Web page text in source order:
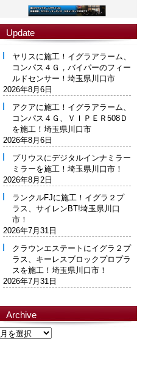
Update
ヤリスに施工！イグラアラーム、
コンパス４Ｇ，バイパーのフィー
ルドセンサー！埼玉県川口市
2026年8月6日
アクアに施工！イグラアラーム、
コンパス４Ｇ、ＶＩＰＥＲ508Ｄ
を施工！埼玉県川口市
2026年8月6日
プリウスにデジタルインナミラー
ミラーを施工！埼玉県川口市！
2026年8月2日
ランクルFJに施工！イグラ２プ
ラス、サイレンBT!埼玉県川口
市！
2026年7月31日
クラウンエステートにイグラ２プ
ラス、キーレスブロックプロプラ
スを施工！埼玉県川口市！
2026年7月31日
Archive
Archive